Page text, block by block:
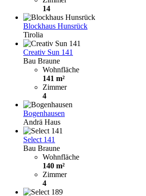
14
Blockhaus Hunsrück
Tirolia
Creativ Sun 141
Bau Braune
Wohnfläche
141 m²
Zimmer
4
Bogenhausen
Andrä Haus
Select 141
Bau Braune
Wohnfläche
140 m²
Zimmer
4